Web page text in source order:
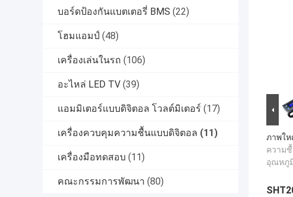
บอร์ดป้องกันแบตเตอรี่ BMS (22)
โฮมแอมป์ (48)
เครื่องเล่นในรถ (106)
อะไหล่ LED TV (39)
แอมมิเตอร์แบบดิจิตอล โวลต์มิเตอร์ (17)
เครื่องควบคุมความชื้นแบบดิจิตอล (11)
เครื่องมือทดสอบ (11)
คณะกรรมการพัฒนา (80)
ภาพให
ความ
อุณหภู